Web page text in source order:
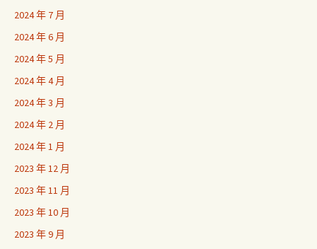
2024 年 7 月
2024 年 6 月
2024 年 5 月
2024 年 4 月
2024 年 3 月
2024 年 2 月
2024 年 1 月
2023 年 12 月
2023 年 11 月
2023 年 10 月
2023 年 9 月